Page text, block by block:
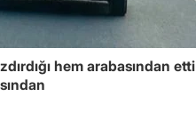
hem arabasından etti